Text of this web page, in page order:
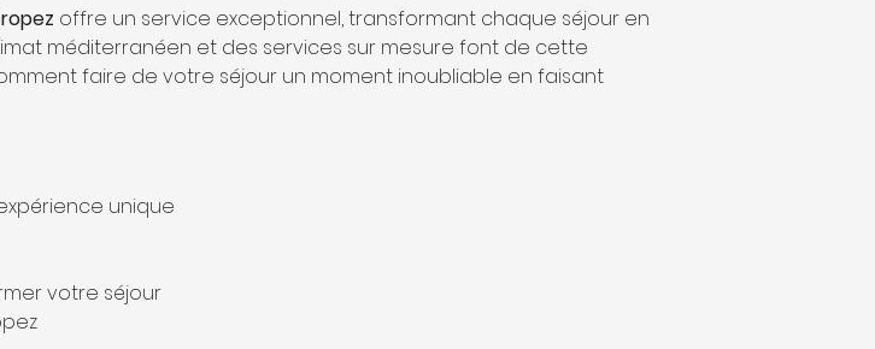
offre un service exceptionnel, transformant chaque séjour en
méditerranéen et des services sur mesure font de cette
faire de votre séjour un moment inoubliable en faisant
unique
votre séjour